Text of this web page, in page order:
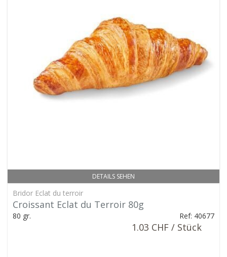
DETAILS SEHEN
Bridor Eclat du terroir
Croissant Eclat du Terroir 80g
80 gr. Ref: 40677
1.03 CHF / Stück